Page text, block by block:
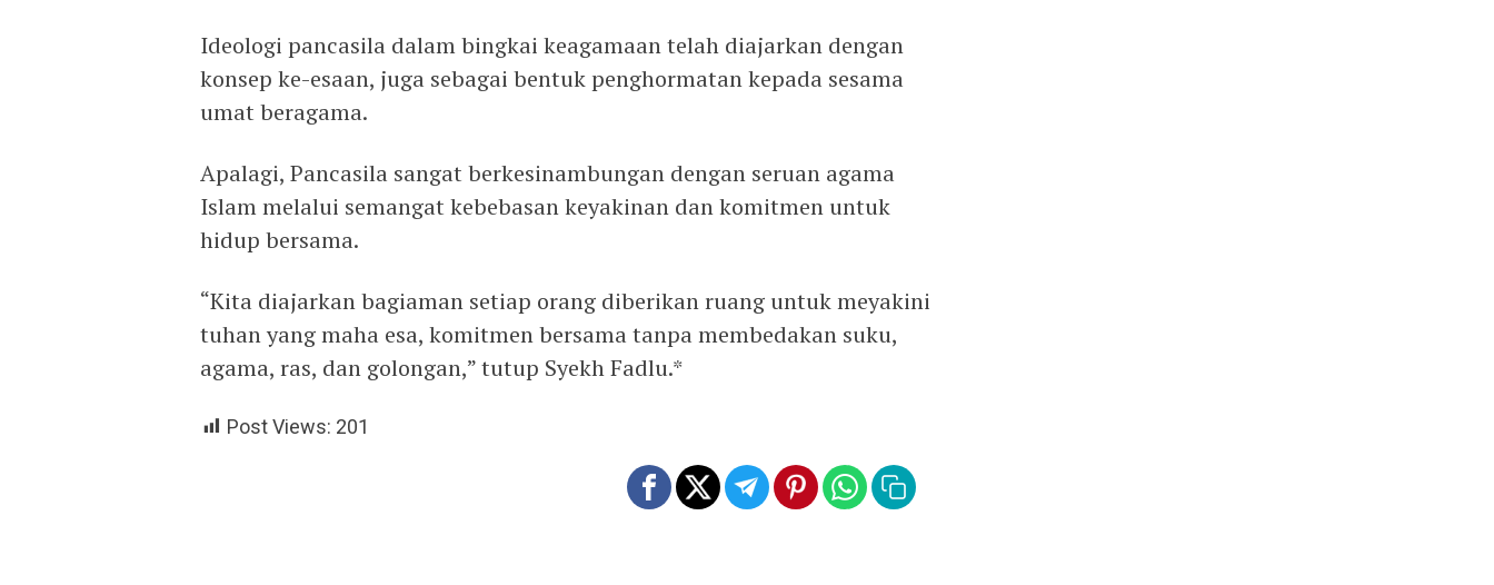
Ideologi pancasila dalam bingkai keagamaan telah diajarkan dengan
konsep ke-esaan, juga sebagai bentuk penghormatan kepada sesama
umat beragama.
Apalagi, Pancasila sangat berkesinambungan dengan seruan agama
Islam melalui semangat kebebasan keyakinan dan komitmen untuk
hidup bersama.
“Kita diajarkan bagiaman setiap orang diberikan ruang untuk meyakini
tuhan yang maha esa, komitmen bersama tanpa membedakan suku,
agama, ras, dan golongan,” tutup Syekh Fadlu.*
Post Views: 201